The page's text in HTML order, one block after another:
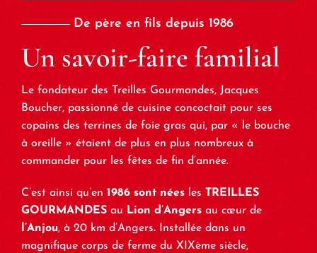
De père en fils depuis 1986
Un savoir-faire familial
Le fondateur des Treilles Gourmandes, Jacques
Boucher, passionné de cuisine concoctait pour ses
copains des terrines de foie gras qui, par « le bouche
à oreille » étaient de plus en plus nombreux à
commander pour les fêtes de fin d’année.
C’est ainsi qu’en 1986 sont nées les TREILLES
GOURMANDESau Lion d’Angersau cœur de
l’Anjou, à 20 km d’Angers.
Installée dans un
magnifique corps de ferme du XIXème siècle,